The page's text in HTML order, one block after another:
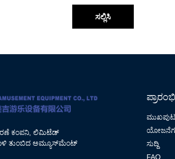
ಸಲ್ಲಿಸಿ
ಕಂಪನಿ, ಲಿಮಿಟೆಡ್
ತುಂಬಿದ ಅಮ್ಯೂಸ್‌ಮೆಂಟ್
ಮುಖಪುಟ
ಸುದ್ದಿ
FAQ